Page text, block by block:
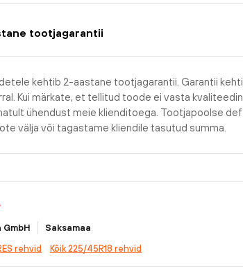
tootjagarantii
kehtib 2-aastane tootjagarantii. Garantii
Kui märkate, et tellitud toode ei vasta
ühendust meie klienditoega. Tootjapoolse
välja või tagastame kliendile tasutud summa.
GmbH
Saksamaa
rehvid
Kõik 225/45R18 rehvid